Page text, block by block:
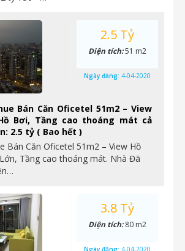
Bán Căn Oficetel 51m2 – View
Bơi, Tầng cao thoáng mát cả
2.5 tỷ ( Bao hết )
Bán Căn Oficetel 51m2 – View Hồ
Tầng cao thoáng mát. Nhà Đã
2.5 Tỷ
Diện tích:51 m2
Ngày đăng: 4-04-2020
3.8 Tỷ
Diện tích:80 m2
Ngày đăng: 4-04-2020